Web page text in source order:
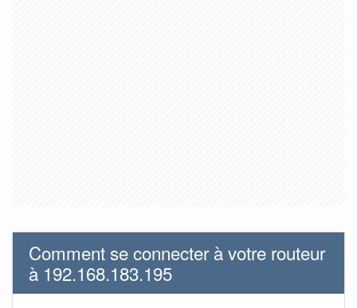
Comment se connecter à votre routeur
à 192.168.183.195